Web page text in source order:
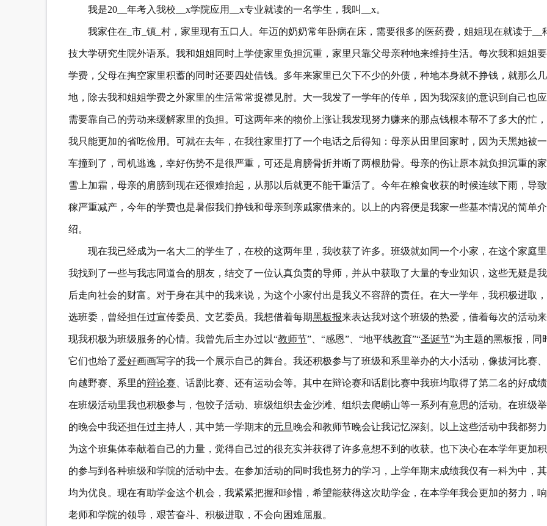
我是20__年考入我校__x学院应用__x专业就读的一名学生，我叫__x。
我家住在_市_镇_村，家里现有五口人。年迈的奶奶常年卧病在床，需要很多的医药费，姐姐现在就读于__
技大学研究生院外语系。我和姐姐同时上学使家里负担沉重，家里只靠父母亲种地来维持生活。每次我和姐姐
学费，父母在掏空家里积蓄的同时还要四处借钱。多年来家里已欠下不少的外债，种地本身就不挣钱，就那么
地，除去我和姐姐学费之外家里的生活常常捉襟见肘。大一我发了一学年的传单，因为我深刻的意识到自己也
需要靠自己的劳动来缓解家里的负担。可这两年来的物价上涨让我发现努力赚来的那点钱根本帮不了多大的忙
我只能更加的省吃俭用。可就在去年，在我往家里打了一个电话之后得知：母亲从田里回家时，因为天黑她被
车撞到了，司机逃逸，幸好伤势不是很严重，可还是肩膀骨折并断了两根肋骨。母亲的伤让原本就负担沉重的
雪上加霜，母亲的肩膀到现在还很难抬起，从那以后就更不能干重活了。今年在粮食收获的时候连续下雨，导
稼严重减产，今年的学费也是暑假我们挣钱和母亲到亲戚家借来的。以上的内容便是我家一些基本情况的简单介
绍。
现在我已经成为一名大二的学生了，在校的这两年里，我收获了许多。班级就如同一个小家，在这个家庭里
我找到了一些与我志同道合的朋友，结交了一位认真负责的导师，并从中获取了大量的专业知识，这些无疑是
后走向社会的财富。对于身在其中的我来说，为这个小家付出是我义不容辞的责任。在大一学年，我积极进取
选班委，曾经担任过宣传委员、文艺委员。我想借着每期黑板报来表达我对这个班级的热爱，借着每次的活动
现我积极为班级服务的心情。我曾先后主办过以“教师节”、“感恩”、“地平线教育”“圣诞节”为主题的黑板报，同
它们也给了爱好画画写字的我一个展示自己的舞台。我还积极参与了班级和系里举办的大小活动，像拔河比赛
向越野赛、系里的辩论赛 、话剧比赛、还有运动会等。其中在辩论赛和话剧比赛中我班均取得了第二名的好成绩
在班级活动里我也积极参与，包饺子活动、班级组织去金沙滩、组织去爬崂山等一系列有意思的活动。在班级
的晚会中我还担任过主持人，其中第一学期末的元旦 晚会和教师节晚会让我记忆深刻。以上这些活动中我都努
为这个班集体奉献着自己的力量，觉得自己过的很充实并获得了许多意想不到的收获。也下决心在本学年更加
的参与到各种班级和学院的活动中去。在参加活动的同时我也努力的学习，上学年期末成绩我仅有一科为中，
均为优良。现在有助学金这个机会，我紧紧把握和珍惜，希望能获得这次助学金，在本学年我会更加的努力，
老师和学院的领导，艰苦奋斗、积极进取，不会向困难屈服。